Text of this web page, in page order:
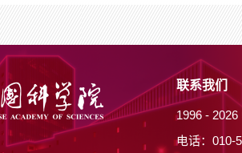
联系我们
1996 -
电话：010-